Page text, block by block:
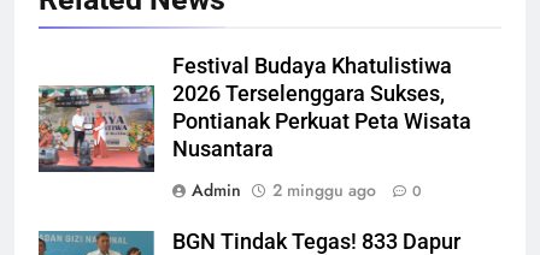
Festival Budaya Khatulistiwa
2026 Terselenggara Sukses,
Pontianak Perkuat Peta Wisata
Nusantara
Admin
2 minggu ago 0
BGN Tindak Tegas! 833 Dapur